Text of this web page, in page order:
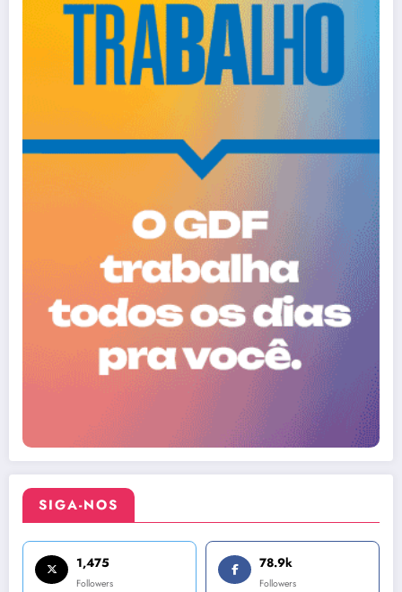
SIGA-NOS
1,475
Followers
78.9k
Followers